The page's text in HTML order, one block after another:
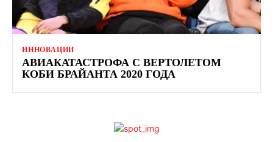
ИННОВАЦИИ
АВИАКАТАСТРОФА С ВЕРТОЛЕТОМ
КОБИ БРАЙАНТА 2020 ГОДА